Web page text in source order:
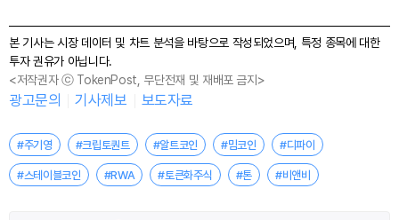
본 기사는 시장 데이터 및 차트 분석을 바탕으로 작성되었으며, 특정 종목에 대한
투자 권유가 아닙니다.
<저작권자 ⓒ TokenPost, 무단전재 및 재배포 금지>
광고문의 기사제보 보도자료
#주기영 #크립토퀀트 #알트코인 #밈코인 #디파이
#스테이블코인 #RWA #토큰화주식 #톤 #비앤비